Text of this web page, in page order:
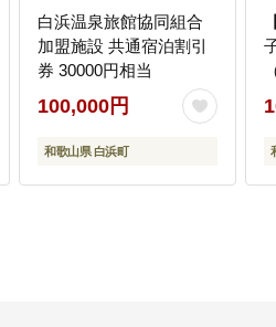
白浜温泉旅館協同組合
加盟施設 共通宿泊割引
券 30000円相当
100,000円
和歌山県 白浜町